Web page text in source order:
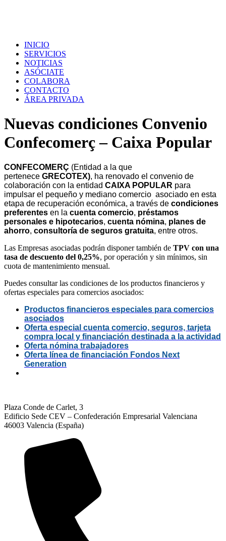
INICIO
SERVICIOS
NOTICIAS
ASÓCIATE
COLABORA
CONTACTO
ÁREA PRIVADA
Nuevas condiciones Convenio
Confecomerç – Caixa Popular
CONFECOMERÇ (Entidad a la que
pertenece GRECOTEX), ha renovado el convenio de
colaboración con la entidad CAIXA POPULAR para
impulsar el pequeño y mediano comercio asociado en esta
etapa de recuperación económica, a través de condiciones
preferentes en la cuenta comercio, préstamos
personales e hipotecarios, cuenta nómina, planes de
ahorro, consultoría de seguros gratuita, entre otros.
Las Empresas asociadas podrán disponer también de TPV con una
tasa de descuento del 0,25%, por operación y sin mínimos, sin
cuota de mantenimiento mensual.
Puedes consultarlas condiciones de los productos financieros y
ofertas especiales para comercios asociados:
Productos financieros especiales para comercios
asociados
Oferta especial cuenta comercio, seguros, tarjeta
compra local y financiación destinada a la actividad
Oferta nómina trabajadores
Oferta línea de financiación Fondos Next
Generation
Plaza Conde de Carlet, 3
Edificio Sede CEV – Confederación Empresarial Valenciana
46003 Valencia (España)